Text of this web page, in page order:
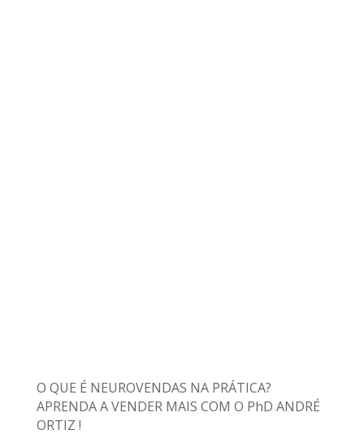
O QUE É NEUROVENDAS NA PRÁTICA?
APRENDA A VENDER MAIS COM O PhD ANDRÉ
ORTIZ !